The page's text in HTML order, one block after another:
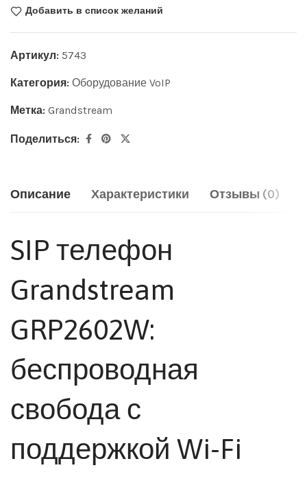
Добавить в список желаний
Артикул: 5743
Категория: Оборудование VoIP
Метка: Grandstream
Поделиться:
Описание Характеристики Отзывы (0)
SIP телефон
Grandstream
GRP2602W:
беспроводная
свобода с
поддержкой Wi-Fi